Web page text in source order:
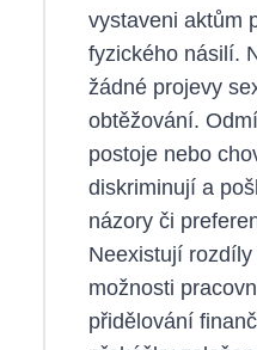
vystaveni aktům
fyzického násilí.
žádné projevy
obtěžování.
postoje nebo
diskriminují a
názory či
Neexistují
možnosti
přidělování